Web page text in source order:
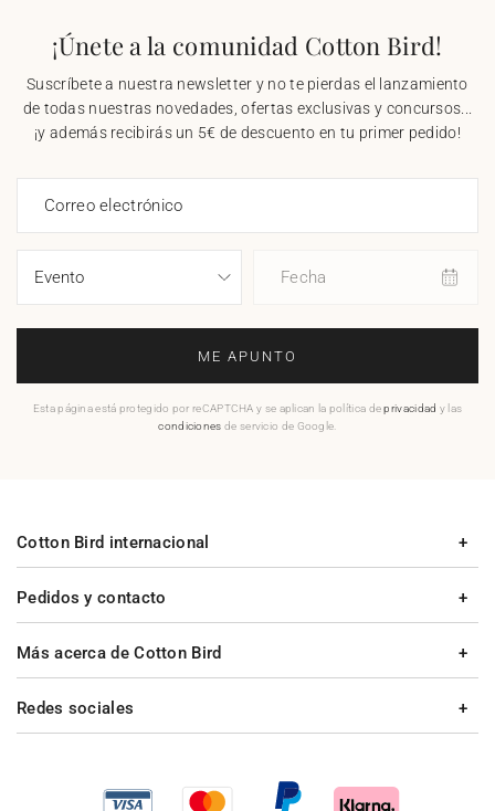
¡Únete a la comunidad Cotton Bird!
Suscríbete a nuestra newsletter y no te pierdas el lanzamiento
de todas nuestras novedades, ofertas exclusivas y concursos...
¡y además recibirás un 5€ de descuento en tu primer pedido!
Correo electrónico
Fecha
ME APUNTO
Esta página está protegido por reCAPTCHA y se aplican la política deprivacidad y las
condiciones de servicio de Google.
Pedidos y contacto
Más acerca de Cotton Bird
Cotton Bird internacional
Redes sociales